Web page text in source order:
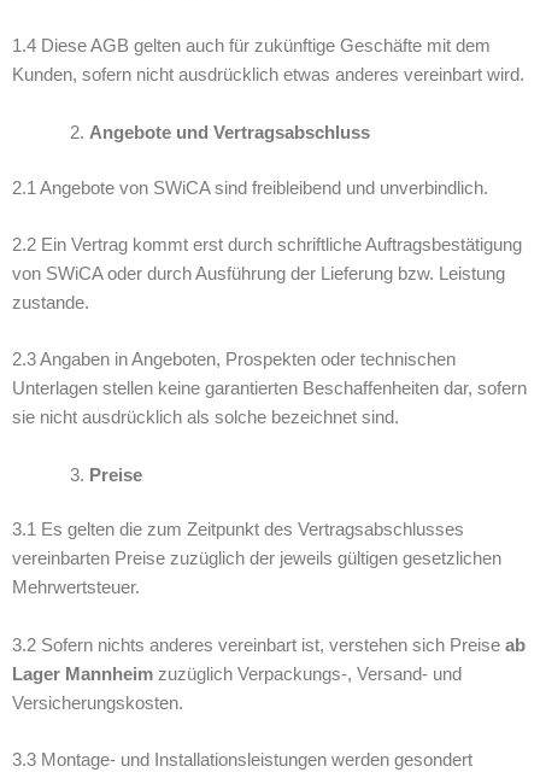
1.4 Diese AGB gelten auch für zukünftige Geschäfte mit dem
Kunden, sofern nicht ausdrücklich etwas anderes vereinbart wird.
Angebote und Vertragsabschluss
2.1 Angebote von SWiCA sind freibleibend und unverbindlich.
2.2 Ein Vertrag kommt erst durch schriftliche Auftragsbestätigung
von SWiCA oder durch Ausführung der Lieferung bzw. Leistung
zustande.
2.3 Angaben in Angeboten, Prospekten oder technischen
Unterlagen stellen keine garantierten Beschaffenheiten dar, sofern
sie nicht ausdrücklich als solche bezeichnet sind.
Preise
3.1 Es gelten die zum Zeitpunkt des Vertragsabschlusses
vereinbarten Preise zuzüglich der jeweils gültigen gesetzlichen
Mehrwertsteuer.
3.2 Sofern nichts anderes vereinbart ist, verstehen sich Preise ab
Lager Mannheim zuzüglich Verpackungs-, Versand- und
Versicherungskosten.
3.3 Montage- und Installationsleistungen werden gesondert